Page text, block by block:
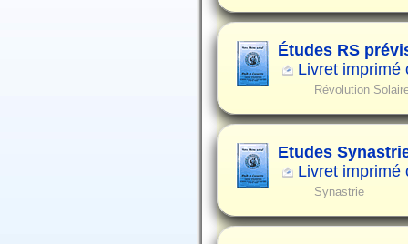
Études RS
Livret imprimé
Révolution
Etudes
Livret imprimé
Synastrie